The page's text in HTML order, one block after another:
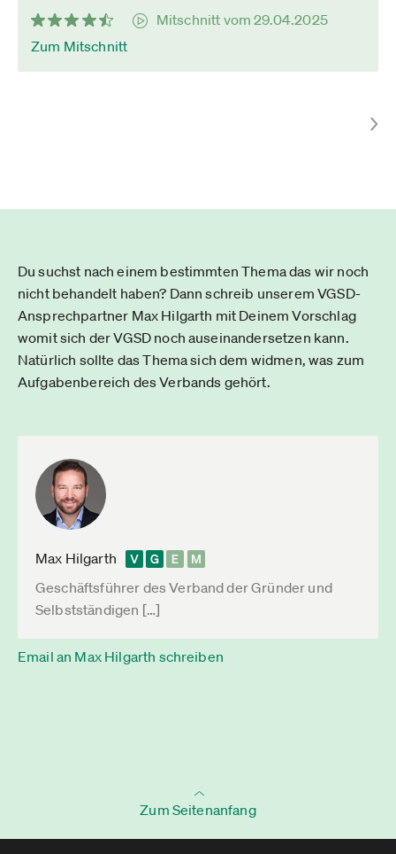
Mitschnitt vom 29.04.2025
Zum Mitschnitt
Du suchst nach einem bestimmten Thema das wir noch
nicht behandelt haben? Dann schreib unserem VGSD-
Ansprechpartner Max Hilgarth mit Deinem Vorschlag
womit sich der VGSD noch auseinandersetzen kann.
Natürlich sollte das Thema sich dem widmen, was zum
Aufgabenbereich des Verbands gehört.
Max Hilgarth
Geschäftsführer des Verband der Gründer und
Selbstständigen […]
Email an Max Hilgarth schreiben
Zum Seitenanfang